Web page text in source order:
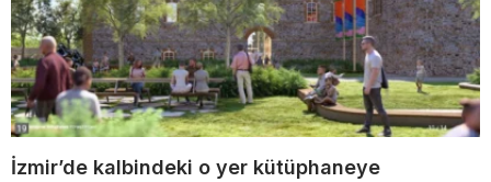
İzmir’de kalbindeki o yer kütüphaneye